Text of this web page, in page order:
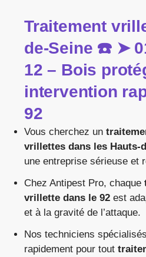
Traitement
de-Seine ☎️ ➤
12 – Bois
intervention
92
Vous cherchez un
vrillettes dans les Hauts-
une entreprise sérieuse et
Chez Antipest Pro, chaque
vrillette dans le 92 est
et à la gravité de l’attaque.
Nos techniciens spécialisés
rapidement pour tout